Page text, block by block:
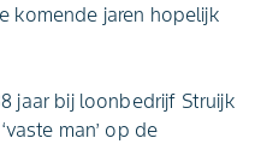
komende jaren hopelijk
jaar bij loonbedrijf Struijk
man’ op de